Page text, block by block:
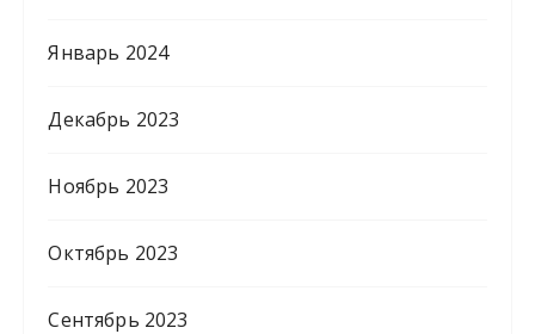
Январь 2024
Декабрь 2023
Ноябрь 2023
Октябрь 2023
Сентябрь 2023